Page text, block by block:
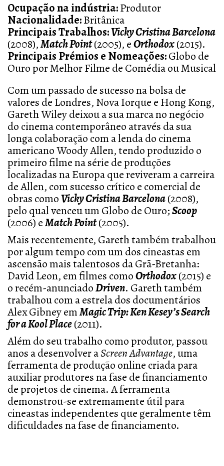
Ocupação na indústria:Produtor
Nacionalidade:Britânica
Principais Trabalhos:Vicky Cristina Barcelona
(2008),Match Point(2005), eOrthodox(2015).
Principais Prémios e Nomeações:Globo de
Ouro por Melhor Filme de Comédia ou Musical
Com um passado de sucesso na bolsa de
valores de Londres, Nova Iorque e Hong Kong,
Gareth Wiley deixou a sua marca no negócio
do cinema contemporâneo através da sua
longa colaboração com a lenda do cinema
americano Woody Allen, tendo produzido o
primeiro filme na série de produções
localizadas na Europa que reviveram a carreira
de Allen, com sucesso crítico e comercial de
obras comoVicky Cristina Barcelona(2008),
pelo qual venceu um Globo de Ouro;Scoop
(2006) eMatch Point(2005).
Mais recentemente, Gareth também trabalhou
por algum tempo com um dos cineastas em
ascensão mais talentosos da Grã-Bretanha:
David Leon, em filmes comoOrthodox(2015) e
o recém-anunciadoDriven. Gareth também
trabalhou com a estrela dos documentários
Alex Gibney emMagic Trip: Ken Kesey’s Search
for a Kool Place(2011).
Além do seu trabalho como produtor, passou
anos a desenvolver aScreen Advantage, uma
ferramenta de produção online criada para
auxiliar produtores na fase de financiamento
de projetos de cinema. A ferramenta
demonstrou-se extremamente útil para
cineastas independentes que geralmente têm
dificuldades na fase de financiamento.